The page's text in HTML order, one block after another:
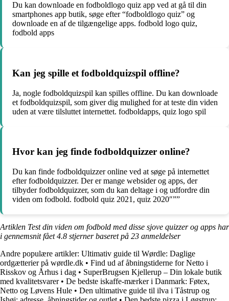
Du kan downloade en fodboldlogo quiz app ved at gå til din
smartphones app butik, søge efter “fodboldlogo quiz” og
downloade en af de tilgængelige apps. fodbold logo quiz,
fodbold apps
Kan jeg spille et fodboldquizspil offline?
Ja, nogle fodboldquizspil kan spilles offline. Du kan downloade
et fodboldquizspil, som giver dig mulighed for at teste din viden
uden at være tilsluttet internettet. fodboldapps, quiz logo spil
Hvor kan jeg finde fodboldquizzer online?
Du kan finde fodboldquizzer online ved at søge på internettet
efter fodboldquizzer. Der er mange websider og apps, der
tilbyder fodboldquizzer, som du kan deltage i og udfordre din
viden om fodbold. fodbold quiz 2021, quiz 2020″””
Artiklen Test din viden om fodbold med disse sjove quizzer og apps har
i gennemsnit fået4.8 stjerner baseret på 23 anmeldelser
Andre populære artikler: Ultimativ guide til Wørdle: Daglige
ordgætterier på wørdle.dk • Find ud af åbningstiderne for Netto i
Risskov og Århus i dag • SuperBrugsen Kjellerup – Din lokale butik
med kvalitetsvarer• De bedste iskaffe-mærker i Danmark: Føtex,
Netto og Løvens Hule • Den ultimative guide til ilva i Tåstrup og